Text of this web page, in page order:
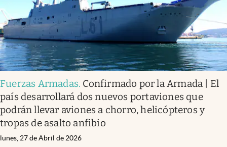
Fuerzas Armadas. Confirmado por la Armada | El
país desarrollará dos nuevos portaviones que
podrán llevar aviones a chorro, helicópteros y
tropas de asalto anfibio
lunes, 27 de Abril de 2026